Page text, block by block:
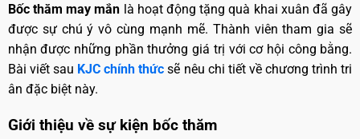
Bốc thăm may mắn là hoạt động tặng quà khai xuân đã gây
được sự chú ý vô cùng mạnh mẽ. Thành viên tham gia sẽ
nhận được những phần thưởng giá trị với cơ hội công bằng.
Bài viết sau KJC chính thức sẽ nêu chi tiết về chương trình tri
ân đặc biệt này.
Giới thiệu về sự kiện bốc thăm